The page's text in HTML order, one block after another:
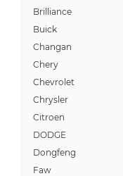
Brilliance
Buick
Changan
Chery
Chevrolet
Chrysler
Citroen
DODGE
Dongfeng
Faw